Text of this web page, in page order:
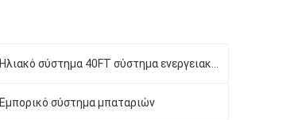
Εμπορικό σύστημα μπαταριών